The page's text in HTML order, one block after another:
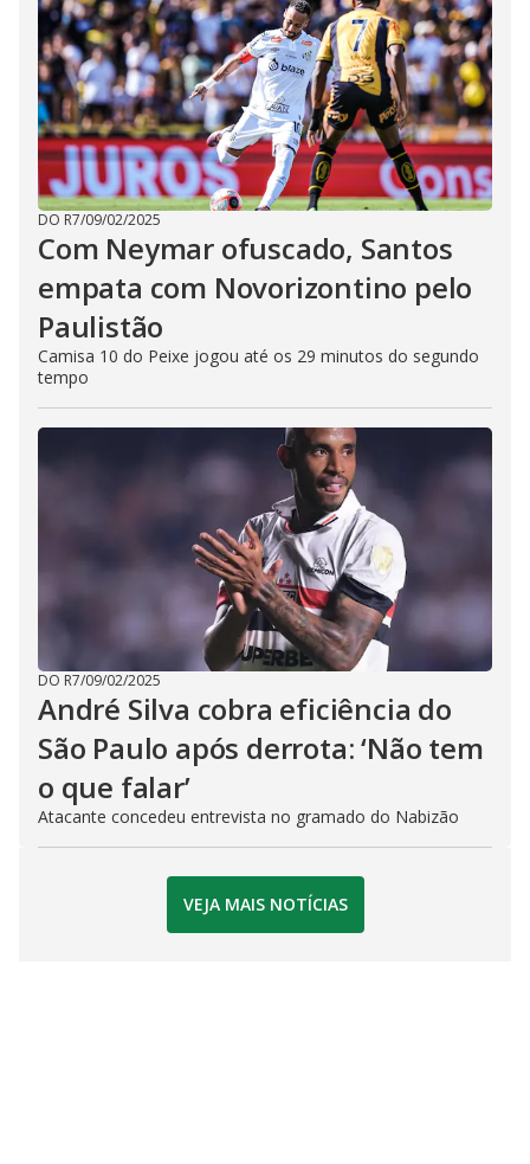
DO R7/09/02/2025
Com Neymar ofuscado, Santos
empata com Novorizontino pelo
Paulistão
Camisa 10 do Peixe jogou até os 29 minutos do segundo
tempo
DO R7/09/02/2025
André Silva cobra eficiência do
São Paulo após derrota: ‘Não tem
o que falar’
Atacante concedeu entrevista no gramado do Nabizão
VEJA MAIS NOTÍCIAS